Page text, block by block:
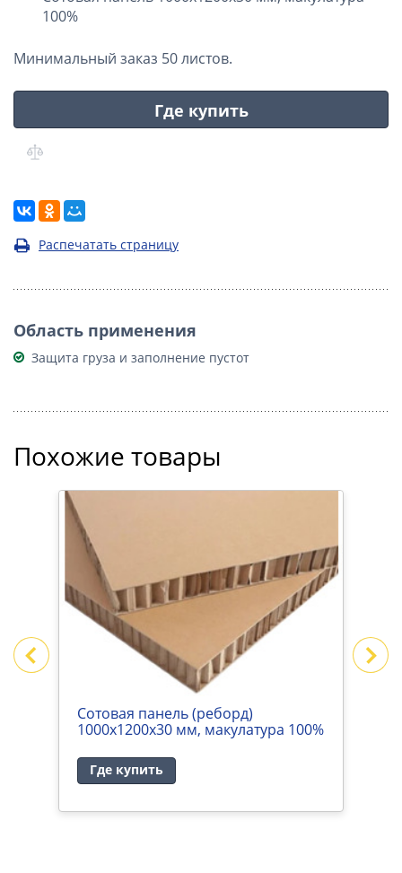
100%
Минимальный заказ 50 листов.
Где купить
Распечатать страницу
Область применения
Защита груза и заполнение пустот
Похожие товары
Сотовая панель (реборд)
1000х1200х30 мм, макулатура 100%
Где купить